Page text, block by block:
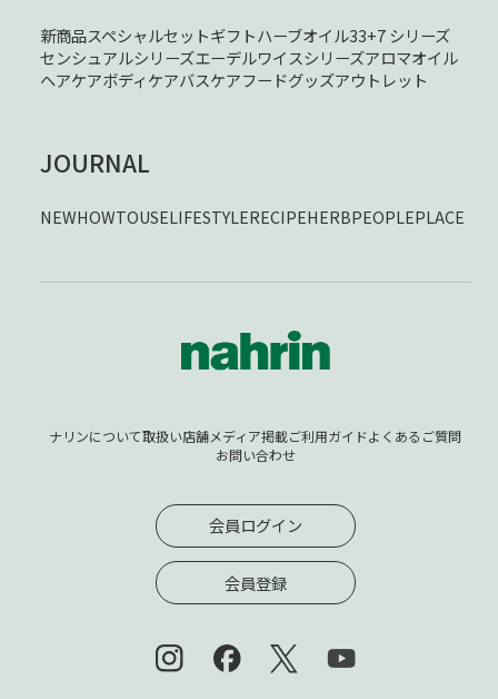
新商品スペシャルセットギフトハーブオイル33+7 シリーズ
センシュアルシリーズエーデルワイスシリーズアロマオイル
ヘアケアボディケアバスケアフードグッズアウトレット
JOURNAL
NEWHOWTOUSELIFESTYLERECIPEHERBPEOPLEPLACE
ナリンについて取扱い店舗メディア掲載ご利用ガイドよくあるご質問
お問い合わせ
会員ログイン
会員登録